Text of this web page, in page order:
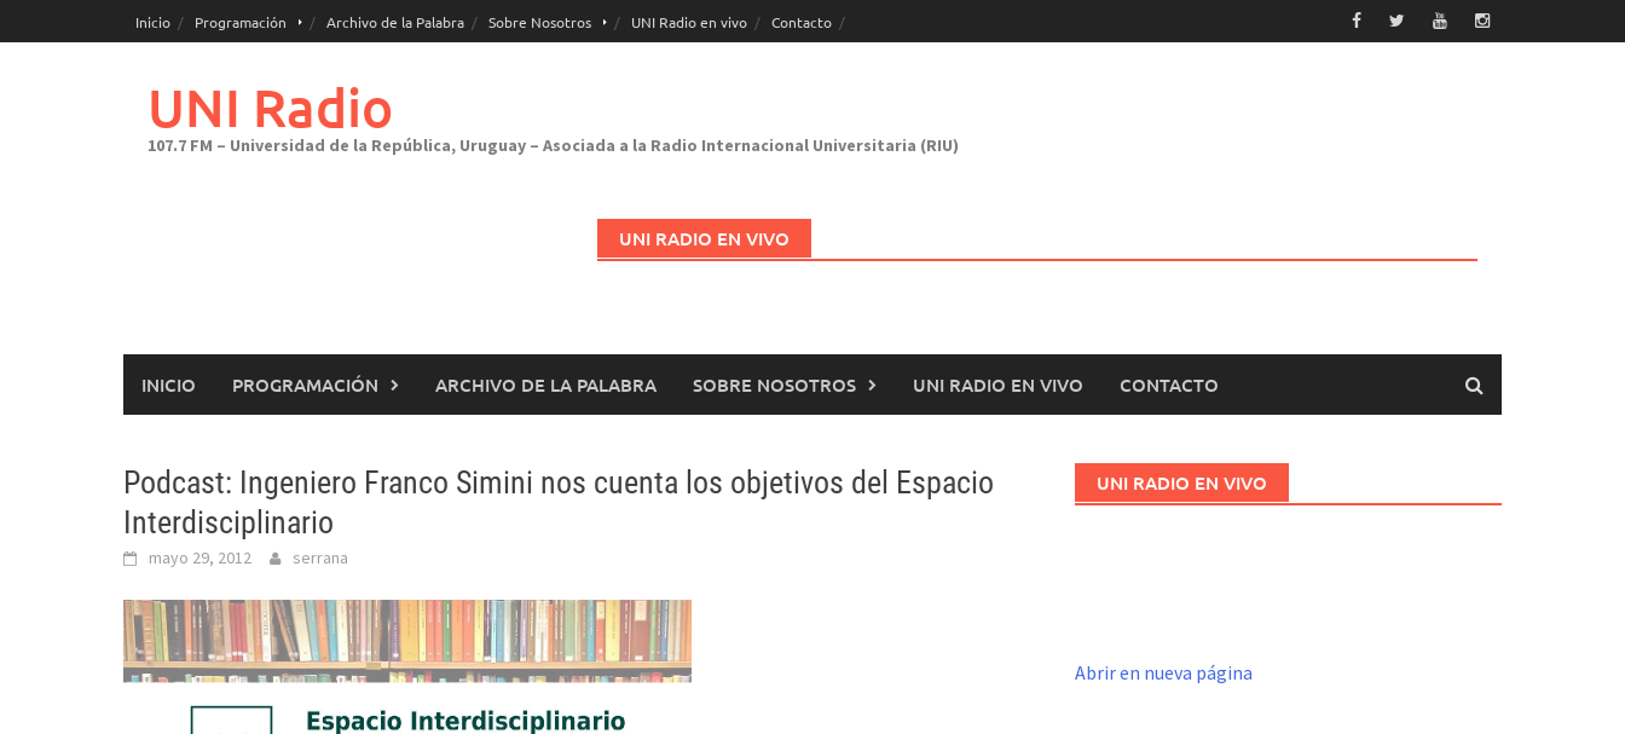
al
Inicio Programación Archivo de la Palabra Sobre Nosotros UNI Radio en vivo Contacto
UNI Radio
107.7 FM – Universidad de la República, Uruguay – Asociada a la Radio Internacional Universitaria (RIU)
UNI RADIO EN VIVO
INICIO PROGRAMACIÓN ARCHIVO DE LA PALABRA SOBRE NOSOTROS UNI RADIO EN VIVO CONTACTO
Podcast: Ingeniero Franco Simini nos cuenta los objetivos del Espacio
Interdisciplinario
mayo 29, 2012 serrana
UNI RADIO EN VIVO
Abrir en nueva página